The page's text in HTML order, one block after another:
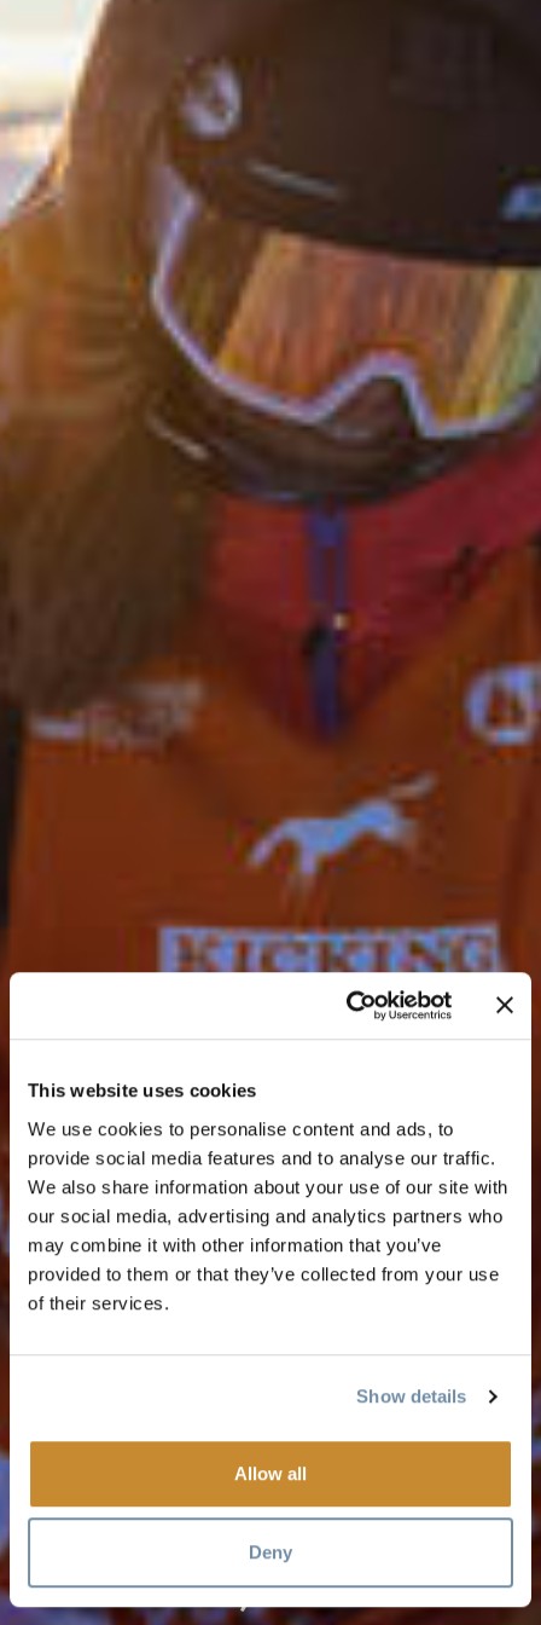
This website uses cookies
We use cookies to personalise content and ads, to
provide social media features and to analyse our traffic.
We also share information about your use of our site with
our social media, advertising and analytics partners who
may combine it with other information that you’ve
provided to them or that they’ve collected from your use
of their services.
Show details
Allow all
Deny
2024 FREERIDE
WORLD TOUR:
KICKING HORSE
GOLDEN, BC